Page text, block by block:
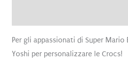
Per gli appassionati di Super Mario
Yoshi per personalizzare le Crocs!